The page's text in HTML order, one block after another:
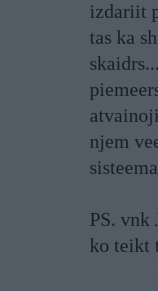
izdariit
tas ka
njem
PS. vnk
ko teikt